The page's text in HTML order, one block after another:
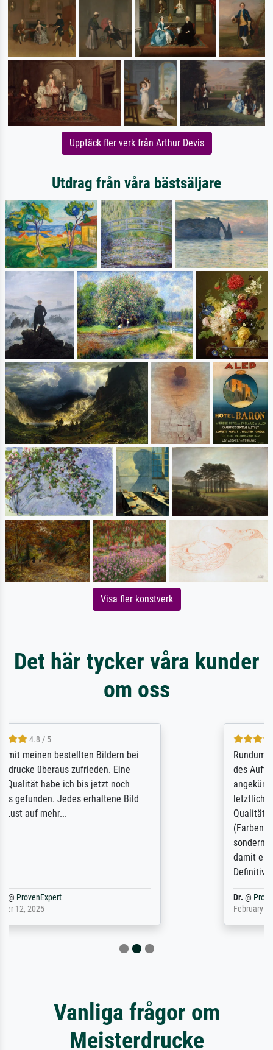
Upptäck fler verk från Arthur Devis
Utdrag från våra bästsäljare
Visa fler konstverk
Det här tycker våra kunder
om oss
Rundum positive Erfahrung. Die Ausführung
des Auftrags hat eine Weile gedauert, die
angekündigte Lieferzeit wurde aber
letztlich sogar etwas unterschritten. Die
Qualität des Papiers und des Drucks
Dr.@
Vanliga frågor om
Meisterdrucke